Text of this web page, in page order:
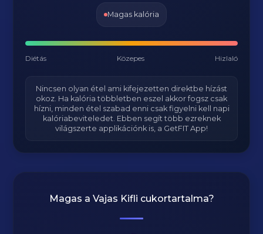
Magas kalória
Diétás Közepes Hizlaló
Nincsen olyan étel ami kifejezetten direktbe hízást
okoz. Ha kalória többletben eszel akkor fogsz csak
hízni, minden étel szabad enni csak figyelni kell napi
kalóriabeviteledet. Ebben segít több ezreknek
világszerte applikációnk is, a GetFIT App!
Magas a Vajas Kifli cukortartalma?